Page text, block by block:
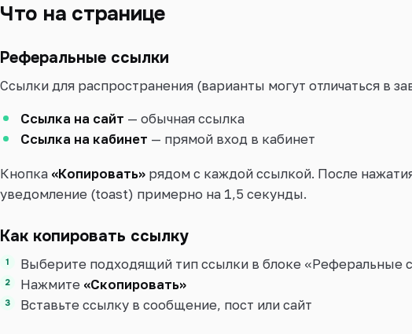
Что на странице
Реферальные ссылки
Ссылки для распространения (варианты могут отличаться в
Ссылка на сайт — обычная ссылка
Ссылка на кабинет — прямой вход в кабинет
Кнопка «Копировать» рядом с каждой ссылкой. После
уведомление (toast) примерно на 1,5 секунды.
Как копировать ссылку
Выберите подходящий тип ссылки в блоке «Реферальные
Нажмите «Скопировать»
Вставьте ссылку в сообщение, пост или сайт